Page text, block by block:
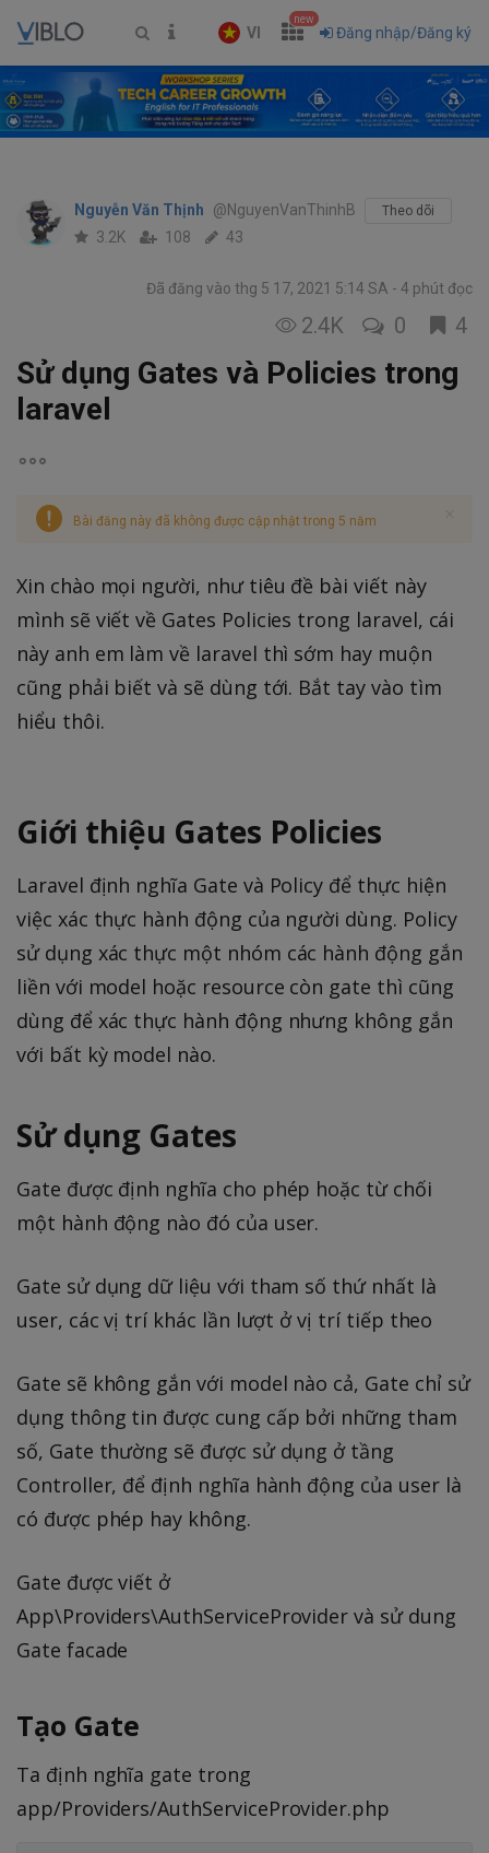
VI
new
Đăng nhập/Đăng ký
Nguyễn Văn Thịnh @NguyenVanThinhB Theo dõi
3.2K 108 43
Đã đăng vào thg 5 17, 2021 5:14 SA 4 phút đọc
2.4K 0 4
Sử dụng Gates và Policies trong
laravel
Bài đăng này đã không được cập nhật trong 5 năm
Xin chào mọi người, như tiêu đề bài viết này
mình sẽ viết về Gates Policies trong laravel, cái
này anh em làm về laravel thì sớm hay muộn
cũng phải biết và sẽ dùng tới. Bắt tay vào tìm
hiểu thôi.
Giới thiệu Gates Policies
Laravel định nghĩa Gate và Policy để thực hiện
việc xác thực hành động của người dùng. Policy
sử dụng xác thực một nhóm các hành động gắn
liền với model hoặc resource còn gate thì cũng
dùng để xác thực hành động nhưng không gắn
với bất kỳ model nào.
Sử dụng Gates
Gate được định nghĩa cho phép hoặc từ chối
một hành động nào đó của user.
Gate sử dụng dữ liệu với tham số thứ nhất là
user, các vị trí khác lần lượt ở vị trí tiếp theo
Gate sẽ không gắn với model nào cả, Gate chỉ sử
dụng thông tin được cung cấp bởi những tham
số, Gate thường sẽ được sử dụng ở tầng
Controller, để định nghĩa hành động của user là
có được phép hay không.
Gate được viết ở
App\Providers\AuthServiceProvider và sử dung
Gate facade
Tạo Gate
Ta định nghĩa gate trong
app/Providers/AuthServiceProvider.php